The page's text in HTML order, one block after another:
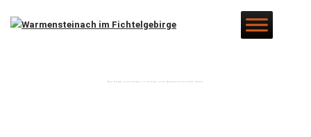
Inhalt
Maibaum aufstellen in Fleckl und Warmensteinach 2023